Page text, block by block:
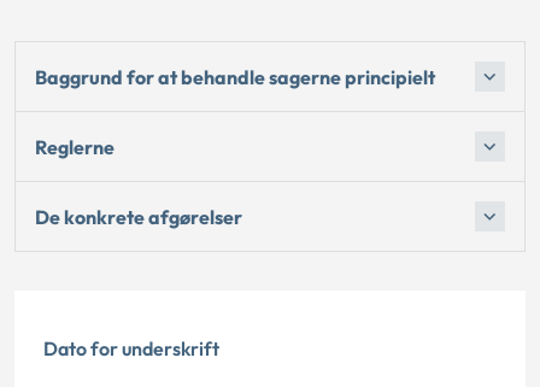
Baggrund for at behandle sagerne principielt
Reglerne
De konkrete afgørelser
Dato for underskrift